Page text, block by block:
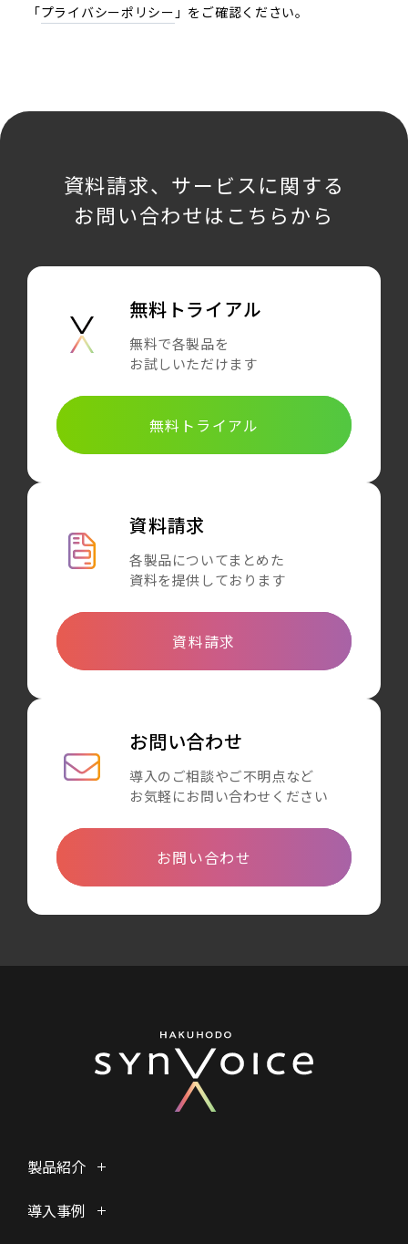
「プライバシーポリシー 」をご確認ください。
資料請求、サービスに関する
お問い合わせはこちらから
無料トライアル
無料で各製品を
お試しいただけます
無料トライアル
資料請求
各製品についてまとめた
資料を提供しております
資料請求
お問い合わせ
導入のご相談やご不明点など
お気軽にお問い合わせください
お問い合わせ
製品紹介
導入事例